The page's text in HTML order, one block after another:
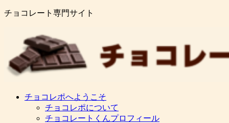
チョコレート専門サイト
チョコレポへようこそ
チョコレポについて
チョコレートくんプロフィール